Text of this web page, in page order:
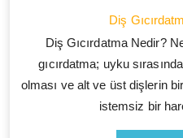
Diş
Diş Gıcırdatma Nedir?
gıcırdatma; uyku
olması ve alt ve üst dişlerin
istemsiz bir